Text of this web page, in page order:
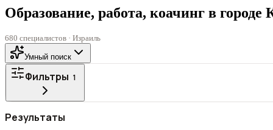
Образование, работа, коачинг в городе
680 специалистов · Израиль
Умный поиск
Фильтры 1
СТАТУС
Результаты